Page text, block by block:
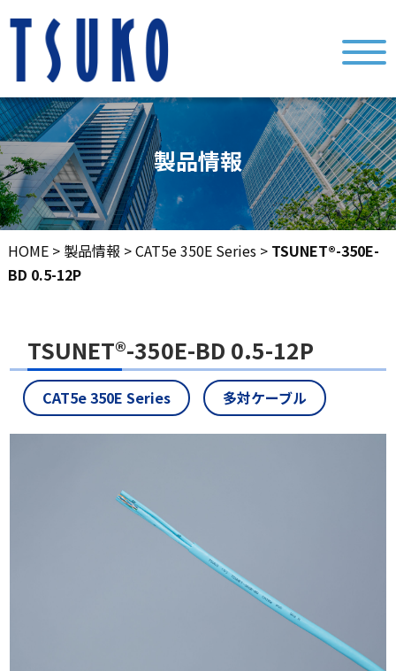
製品情報
HOME> 製品情報 >CAT5e 350E Series> TSUNET®-350E-
BD 0.5-12P
TSUNET®-350E-BD 0.5-12P
CAT5e 350E Series 多対ケーブル